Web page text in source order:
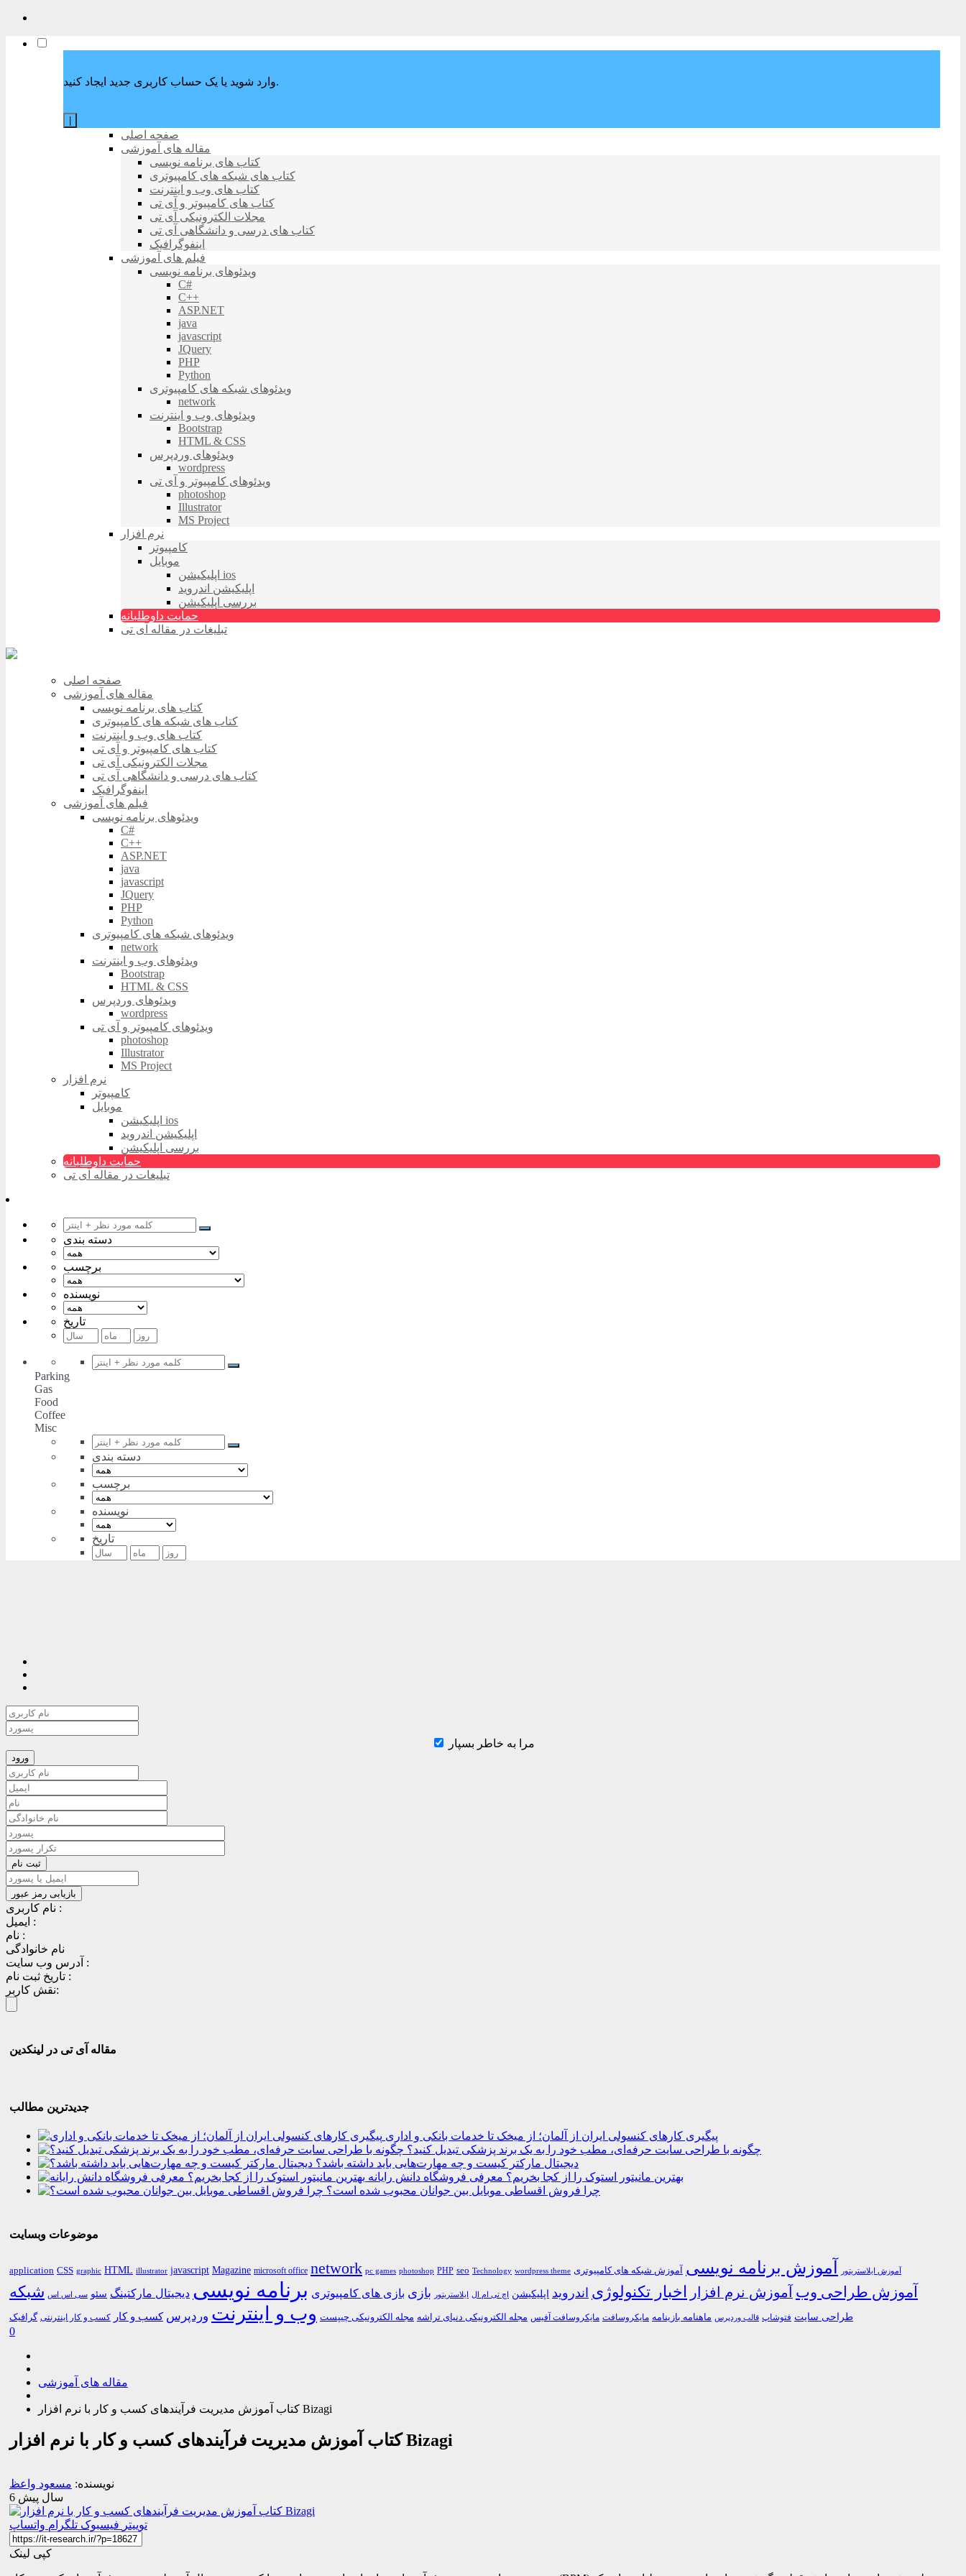
وارد شوید یا یک حساب کاربری جدید ایجاد کنید.
صفحه اصلی
مقاله های آموزشی
کتاب های برنامه نویسی
کتاب های شبکه های کامپیوتری
کتاب های وب و اینترنت
کتاب های کامپیوتر و آی تی
مجلات الکترونیکی آی تی
کتاب های درسی و دانشگاهی آی تی
اینفوگرافیک
فیلم های آموزشی
ویدئوهای برنامه نویسی
C#
C++
ASP.NET
java
javascript
JQuery
PHP
Python
ویدئوهای شبکه های کامپیوتری
network
ویدئوهای وب و اینترنت
Bootstrap
HTML & CSS
ویدئوهای وردپرس
wordpress
ویدئوهای کامپیوتر و آی تی
photoshop
Illustrator
MS Project
نرم افزار
کامپیوتر
موبایل
اپلیکیشن ios
اپلیکیشن اندروید
بررسی اپلیکیشن
حمایت داوطلبانه
تبلیغات در مقاله آی تی
صفحه اصلی
مقاله های آموزشی
کتاب های برنامه نویسی
کتاب های شبکه های کامپیوتری
کتاب های وب و اینترنت
کتاب های کامپیوتر و آی تی
مجلات الکترونیکی آی تی
کتاب های درسی و دانشگاهی آی تی
اینفوگرافیک
فیلم های آموزشی
ویدئوهای برنامه نویسی
C#
C++
ASP.NET
java
javascript
JQuery
PHP
Python
ویدئوهای شبکه های کامپیوتری
network
ویدئوهای وب و اینترنت
Bootstrap
HTML & CSS
ویدئوهای وردپرس
wordpress
ویدئوهای کامپیوتر و آی تی
photoshop
Illustrator
MS Project
نرم افزار
کامپیوتر
موبایل
اپلیکیشن ios
اپلیکیشن اندروید
بررسی اپلیکیشن
حمایت داوطلبانه
تبلیغات در مقاله آی تی
دسته بندی
برچسب
نویسنده
تاریخ
Parking
Gas
Food
Coffee
Misc
دسته بندی
برچسب
نویسنده
تاریخ
مرا به خاطر بسپار
نام کاربری :
ایمیل :
نام :
نام خانوادگی
آدرس وب سایت :
تاریخ ثبت نام :
نقش کاربر:
مقاله آی تی در لینکدین
جدیدترین مطالب
پیگیری کارهای کنسولی ایران از آلمان؛ از میخک تا خدمات بانکی و اداری
چگونه با طراحی سایت حرفه‌ای، مطب خود را به یک برند پزشکی تبدیل کنید؟
دیجیتال مارکتر کیست و چه مهارت‌هایی باید داشته باشد؟
بهترین مانیتور استوک را از کجا بخریم؟ معرفی فروشگاه دانش رایانه
چرا فروش اقساطی موبایل بین جوانان محبوب شده است؟
موضوعات وبسایت
application CSS graphic HTML illustrator javascript Magazine microsoft office network pc games photoshop PHP seo Technology wordpress theme آموزش ایلاستریتور آموزش برنامه نویسی آموزش شبکه های کامپیوتری
آموزش طراحی وب آموزش نرم افزار اخبار تکنولوژی اندروید اپلیکیشن اچ تی ام ال ایلاستریتور بازی بازی های کامپیوتری برنامه نویسی دیجیتال مارکتینگ سئو سی اس اس شبکه
طراحی سایت فتوشاپ قالب وردپرس ماهنامه بازینامه مایکروسافت مایکروسافت آفیس مجله الکترونیکی دنیای تراشه مجله الکترونیکی چیپست وب و اینترنت وردپرس کسب و کار کسب و کار اینترنتی گرافیک
0
مقاله های آموزشی
کتاب آموزش مدیریت فرآیندهای کسب و کار با نرم افزار Bizagi
کتاب آموزش مدیریت فرآیندهای کسب و کار با نرم افزار Bizagi
نویسنده: مسعود واعظ
6 سال پیش
توییتر فیسبوک تلگرام واتساپ
کپی لینک